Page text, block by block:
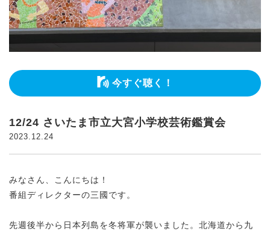
今すぐ聴く！
12/24 さいたま市立大宮小学校芸術鑑賞会
2023.12.24
みなさん、こんにちは！
番組ディレクターの三國です。
先週後半から日本列島を冬将軍が襲いました。北海道から九